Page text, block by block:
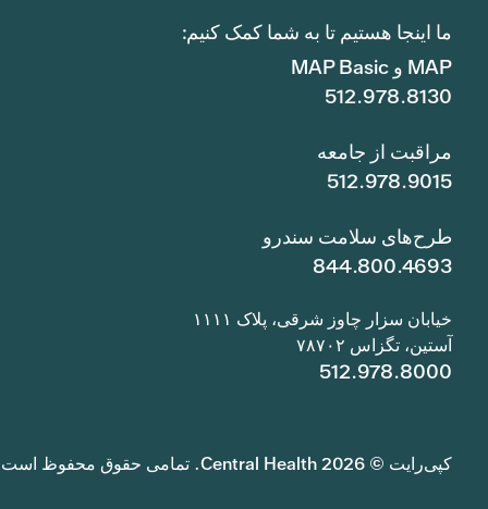
ما اینجا هستیم تا به شما کمک کنیم:
MAP و MAP Basic
512.978.8130
مراقبت از جامعه
512.978.9015
طرح‌های سلامت سندرو
844.800.4693
خیابان سزار چاوز شرقی، پلاک ۱۱۱۱
آستین، تگزاس ۷۸۷۰۲
512.978.8000
کپی‌رایت © 2026 Central Health. تمامی حقوق محفوظ است.